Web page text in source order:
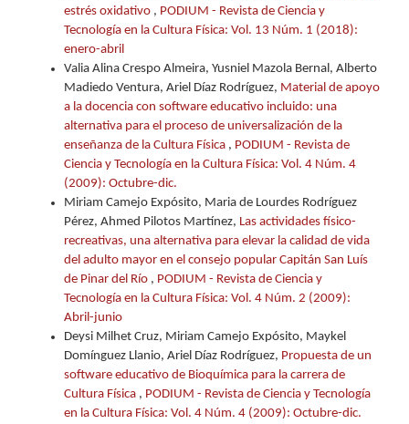
estrés oxidativo , PODIUM - Revista de Ciencia y
Tecnología en la Cultura Física: Vol. 13 Núm. 1 (2018):
enero-abril
Valia Alina Crespo Almeira, Yusniel Mazola Bernal, Alberto
Madiedo Ventura, Ariel Díaz Rodríguez, Material de apoyo
a la docencia con software educativo incluido: una
alternativa para el proceso de universalización de la
enseñanza de la Cultura Física , PODIUM - Revista de
Ciencia y Tecnología en la Cultura Física: Vol. 4 Núm. 4
(2009): Octubre-dic.
Miriam Camejo Expósito, Maria de Lourdes Rodríguez
Pérez, Ahmed Pilotos Martínez, Las actividades físico-
recreativas, una alternativa para elevar la calidad de vida
del adulto mayor en el consejo popular Capitán San Luís
de Pinar del Río , PODIUM - Revista de Ciencia y
Tecnología en la Cultura Física: Vol. 4 Núm. 2 (2009):
Abril-junio
Deysi Milhet Cruz, Miriam Camejo Expósito, Maykel
Domínguez Llanio, Ariel Díaz Rodríguez, Propuesta de un
software educativo de Bioquímica para la carrera de
Cultura Física , PODIUM - Revista de Ciencia y Tecnología
en la Cultura Física: Vol. 4 Núm. 4 (2009): Octubre-dic.